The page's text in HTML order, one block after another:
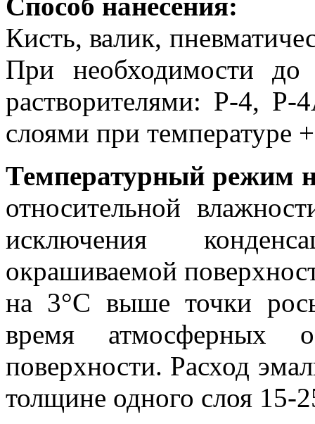
Кисть, валик,
При необходимости до
растворителями: Р-4,
слоями при температуре
Температурный режим
относительной
исключения
окрашиваемой
на 3°С выше точки
время атмосферных
поверхности. Расход
толщине одного слоя 15-